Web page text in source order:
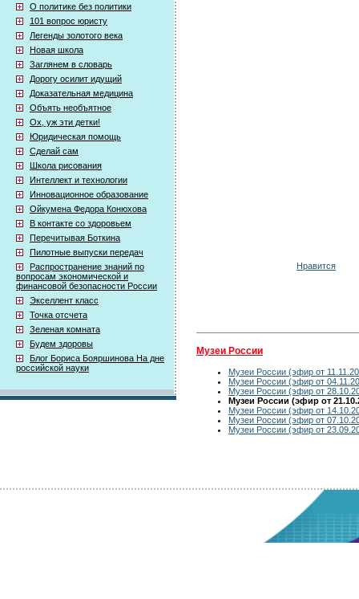
О политике без политики
101 вопрос юристу
Легенды золотого века
Новая школа
Заглянем в словарь
Дорогу осилит идущий
Доказательная медицина
Объять необъятное
Ох, уж эти детки!
Юридическая помощь
Сделай сам
Школа рисования
Интеллект и технологии
Инновационное образование
Ойкумена Федора Конюхова
В контакте со здоровьем
Перечитывая Боткина
Пилотные выпуски передач
Распространение знаний по
вопросам экономической и
финансовой безопасности России
Экселлент класс
Точка отсчета
Зеленая комната
Будем здоровы
Блог Бориса Бояршинова На дне
российской науки
Нравится
Музеи России
Музеи России (эфир от
Музеи России (эфир от
Музеи России (эфир от
Музеи России (эфир от
Музеи России (эфир от
Музеи России (эфир от
Музеи России (эфир от